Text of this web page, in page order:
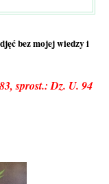
bez mojej wiedzy i
sprost.: Dz. U. 94